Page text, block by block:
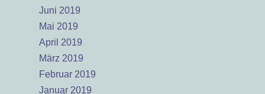
Juni 2019
Mai 2019
April 2019
März 2019
Februar 2019
Januar 2019